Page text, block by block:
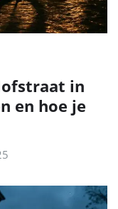
in
en hoe je